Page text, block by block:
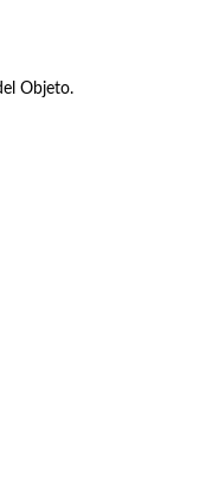
Objeto.